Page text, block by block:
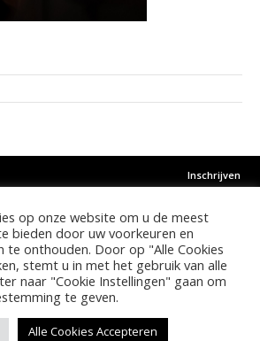
Inschrijven
Youtube
- All Rights Reserved
op onze website om u de meest
bieden door uw voorkeuren en
te onthouden. Door op "Alle Cookies
stemt u in met het gebruik van alle
naar "Cookie Instellingen" gaan om
te geven.
Alle Cookies Accepteren
Nederlands English